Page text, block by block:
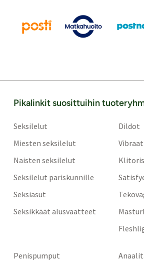
Pikalinkit suosittuihin
Seksilelut
Miesten seksilelut
Naisten seksilelut
Seksilelut pariskunnille
Seksiasut
Seksikkäät alusvaatteet
Dildot
Penispumput